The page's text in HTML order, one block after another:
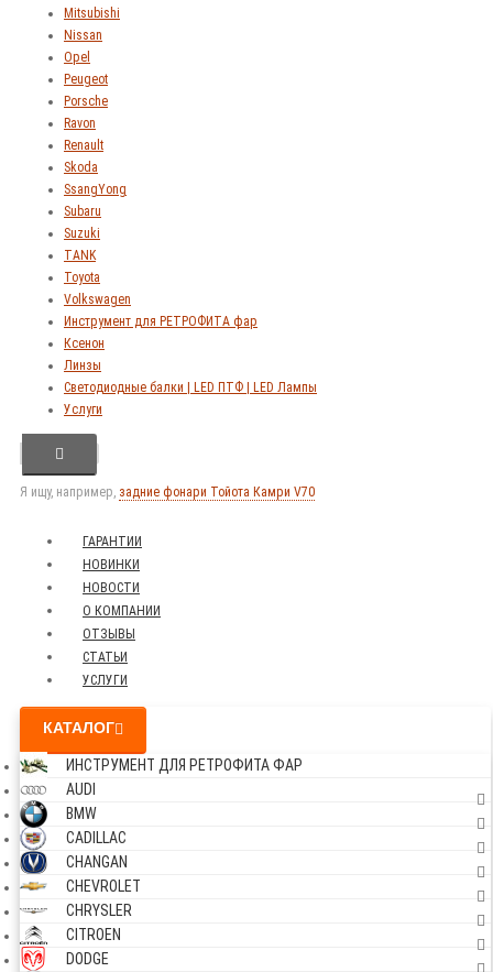
Mitsubishi
Nissan
Opel
Peugeot
Porsche
Ravon
Renault
Skoda
SsangYong
Subaru
Suzuki
TANK
Toyota
Volkswagen
Инструмент для РЕТРОФИТА фар
Ксенон
Линзы
Светодиодные балки | LED ПТФ | LED Лампы
Услуги
Я ищу, например, задние фонари Тойота Камри V70
ГАРАНТИИ
НОВИНКИ
НОВОСТИ
О КОМПАНИИ
ОТЗЫВЫ
СТАТЬИ
УСЛУГИ
КАТАЛОГ
ИНСТРУМЕНТ ДЛЯ РЕТРОФИТА ФАР
AUDI
BMW
CADILLAC
CHANGAN
CHEVROLET
CHRYSLER
CITROEN
DODGE